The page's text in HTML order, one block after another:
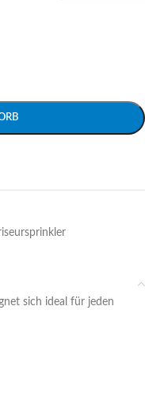
sich ideal für jeden